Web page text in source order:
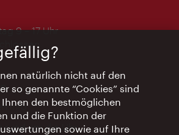
9 – 17 Uhr
rund um die Uhr
natürlich nicht auf den
so genannte “Cookies” sind
den bestmöglichen
und die Funktion der
sowie auf Ihre